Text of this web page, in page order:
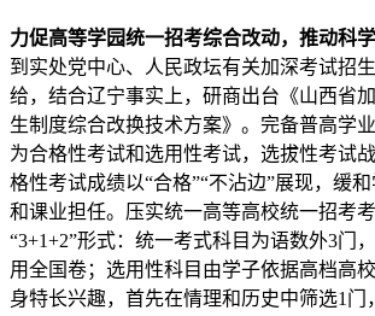
力促高等学园统一招考综合改动，推动科学
到实处党中心、人民政坛有关加深考试招
给，结合辽宁事实上，研商出台《山西省
生制度综合改换技术方案》。完备普高学
为合格性考试和选用性考试，选拔性考试
格性考试成绩以“合格”“不沾边”展现，缓
和课业担任。压实统一高等高校统一招考
“3+1+2”形式：统一考式科目为语数外3门
用全国卷；选用性科目由学子依据高档高
身特长兴趣，首先在情理和历史中筛选1门